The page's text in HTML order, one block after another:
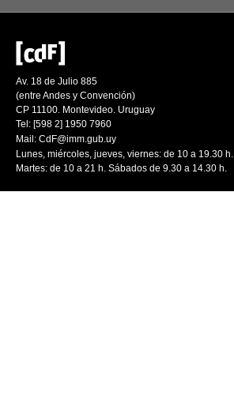
Av. 18 de Julio 885
(entre Andes y Convención)
CP 11100. Montevideo. Uruguay
Tel: [598 2] 1950 7960
Mail: CdF@imm.gub.uy
Lunes, miércoles, jueves, viernes: de 10 a 19.30 h.
Martes: de 10 a 21 h. Sábados de 9.30 a 14.30 h.